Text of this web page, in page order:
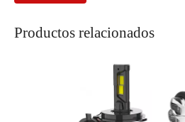
Productos relacionados